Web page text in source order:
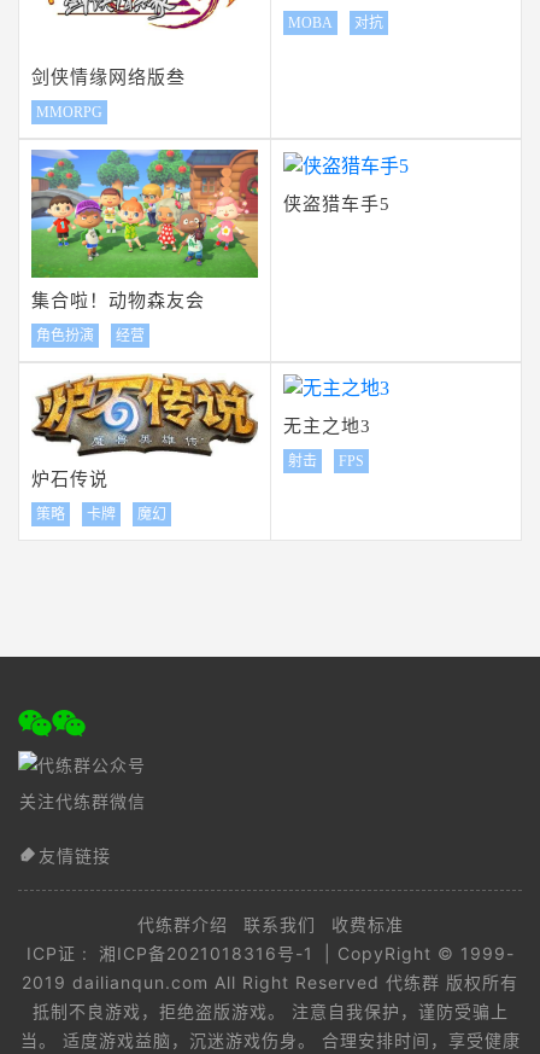
剑侠情缘网络版叁
MMORPG
MOBA 对抗
集合啦！动物森友会
角色扮演 经营
侠盗猎车手5
炉石传说
策略 卡牌 魔幻
无主之地3
射击 FPS
关注代练群微信
友情链接
代练群介绍 联系我们
收费标准
ICP证 :
湘ICP备2021018316号-1
| CopyRight © 1999-
2019 dailianqun.com All Right Reserved 代练群 版权所有
抵制不良游戏，拒绝盗版游戏。 注意自我保护，谨防受骗上
当。 适度游戏益脑，沉迷游戏伤身。 合理安排时间，享受健康